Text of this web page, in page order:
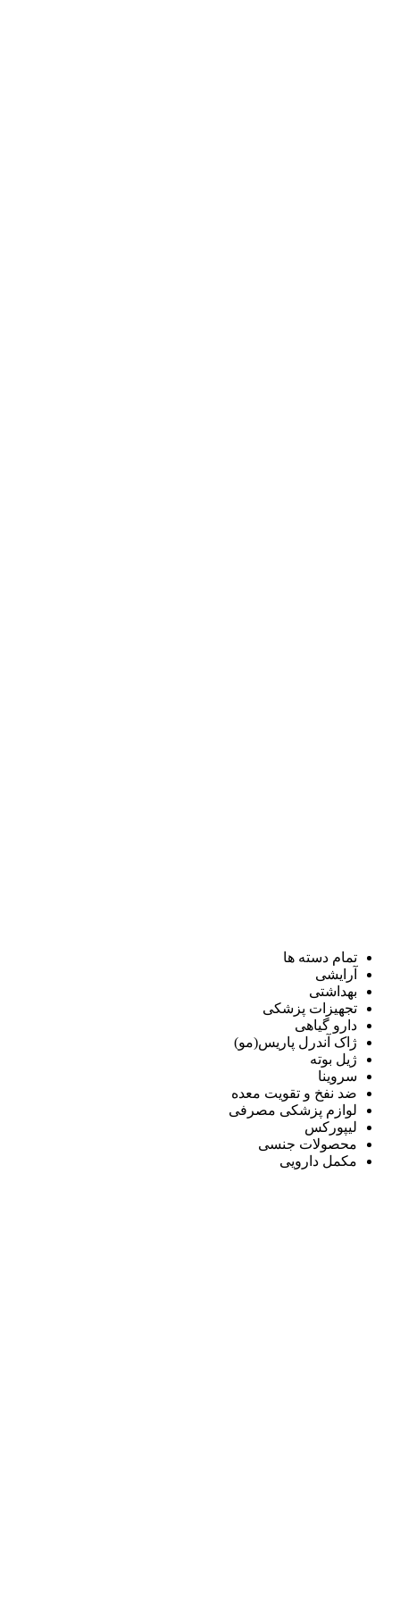
تمام دسته ها
آرایشی
بهداشتی
تجهیزات پزشکی
دارو گیاهی
ژاک آندرل پاریس(مو)
ژیل بوته
سروینا
ضد نفخ و تقویت معده
لوازم پزشکی مصرفی
لیپورکس
محصولات جنسی
مکمل دارویی